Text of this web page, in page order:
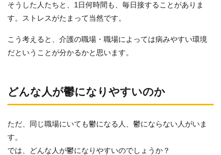
そうした人たちと、1日何時間も、毎日接することがありま
す。ストレスがたまって当然です。
こう考えると、介護の職場・職場によっては病みやすい環境
だということが分かるかと思います。
どんな人が鬱になりやすいのか
ただ、同じ職場にいても鬱になる人、鬱にならない人がいま
す。
では、どんな人が鬱になりやすいのでしょうか？